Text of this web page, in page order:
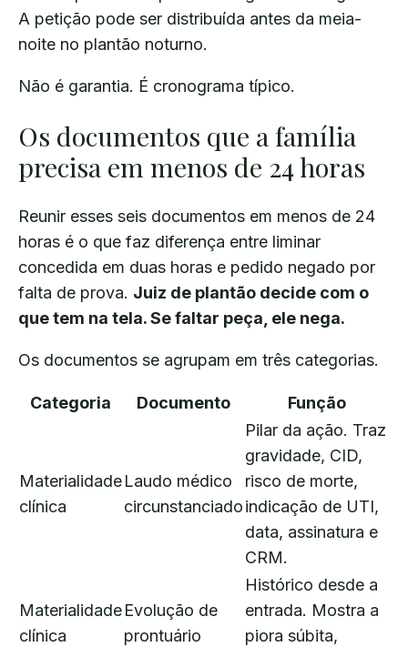
A petição pode ser distribuída antes da meia-
noite no plantão noturno.
Não é garantia. É cronograma típico.
Os documentos que a família
precisa em menos de 24 horas
Reunir esses seis documentos em menos de 24
horas é o que faz diferença entre liminar
concedida em duas horas e pedido negado por
falta de prova. Juiz de plantão decide com o
que tem na tela. Se faltar peça, ele nega.
Os documentos se agrupam em três categorias.
Categoria Documento Função
Materialidade
clínica
Laudo médico
circunstanciado
Pilar da ação. Traz
gravidade, CID,
risco de morte,
indicação de UTI,
data, assinatura e
CRM.
Materialidade
clínica
Evolução de
prontuário
Histórico desde a
entrada. Mostra a
piora súbita,